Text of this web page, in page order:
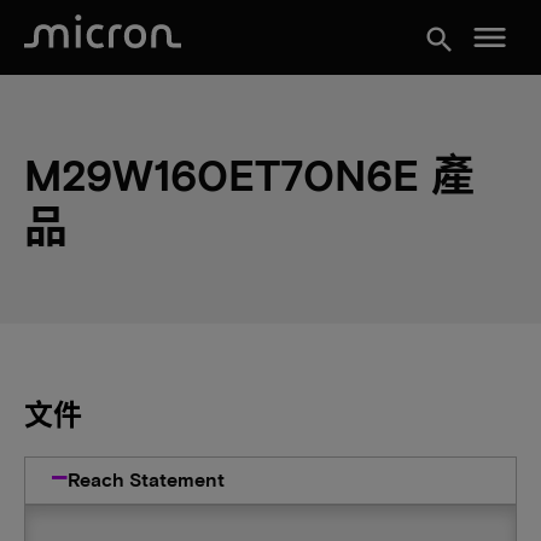
search menu
M29W160ET70N6E 產
品
文件
Reach Statement